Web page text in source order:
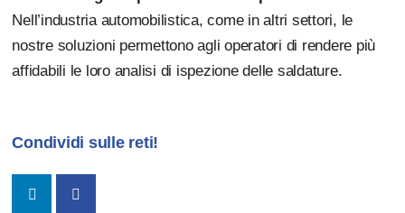
Nell’industria automobilistica, come in altri settori, le
nostre soluzioni permettono agli operatori di rendere più
affidabili le loro analisi di ispezione delle saldature.
Condividi sulle reti!